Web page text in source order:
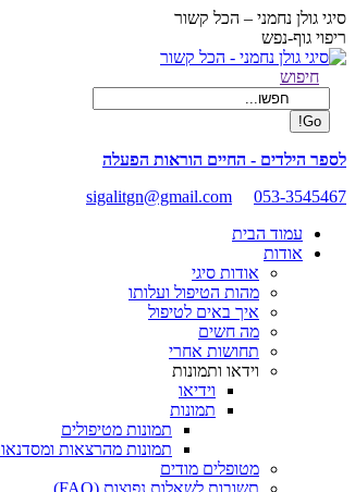
Skip
to
content
סיגי גולן נחמני – הכל קשור
ריפוי גוף-נפש
Facebook
opens
new
window
Search:
חיפוש
לספר הילדים - החיים הוראות הפעלה
sigalitgn@gmail.com
053-3545467
עמוד הבית
אודות
אודות סיגי
מהות הטיפול ועלותו
איך באים לטיפול
מה חשים
תחושות אחרי
וידאו ותמונות
וידיאו
תמונות
תמונות מטיפולים
תמונות מהרצאות
מטופלים מודים
תשובות לשאלות נפוצות (FAQ)